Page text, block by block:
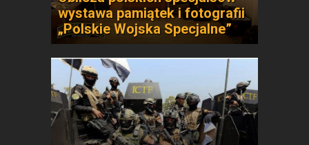
wystawa pamiątek i fotografii
„Polskie Wojska Specjalne”